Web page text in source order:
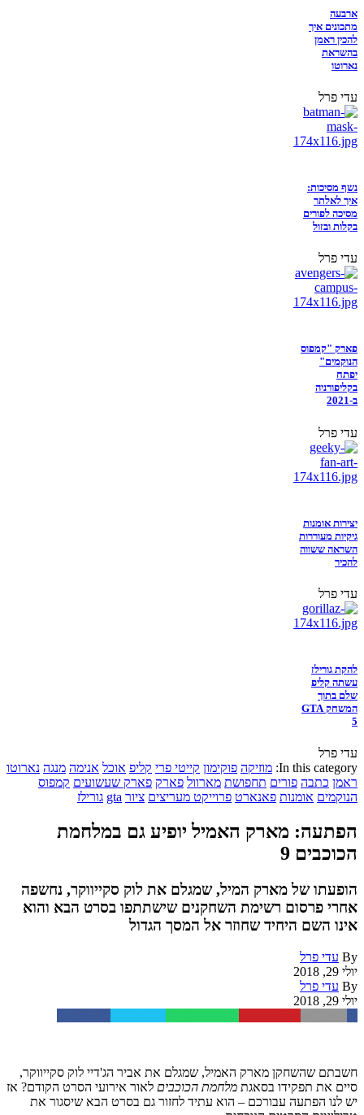
ארבעה
מתכונים איך
להכין ראמן
בהשראת
נארוטו
עדי פרל
נשף מסיכות:
איך לאלתר
מסיכה לפורים
בקלות ובזול
עדי פרל
פארק "קמפוס
הנוקמים"
יפתח
בקליפורניה
ב-2021
עדי פרל
יצירות אומנות
גיקיות מעוררות
השראה ששווה
להכיר
עדי פרל
להקת גורילז
עשתה קליפ
שלם בתוך
המשחק GTA
5
עדי פרל
In this category: מוזיקה פוקימון קייטי פרי קליפ אוכל אנימה מנגה נארוטו
ראמן כתבה פורים תחפושת מארוול פארק פארק שעשועים קמפוס
הנוקמים אומנות פאנארט פרוייקט מעריצים ציור gta גורילז
הפתעה: מארק האמיל יופיע גם במלחמת
הכוכבים 9
הופעתו של מארק המיל, שמגלם את לוק סקייווקר, נחשפה
אחרי פרסום רשימת השחקנים שישתתפו בסרט הבא והוא
אינו השם היחיד שחוזר אל המסך הגדול
By עדי פרל
יולי 29, 2018
By עדי פרל
יולי 29, 2018
חשבתם שהשחקן מארק האמיל, שמגלם את אביר הג'דיי לוק סקייווקר,
סיים את תפקידו בסאגת מלחמת הכוכבים לאור אירועי הסרט הקודם? אז
יש לנו הפתעה עבורכם – הוא עתיד לחזור גם בסרט הבא שיסגור את